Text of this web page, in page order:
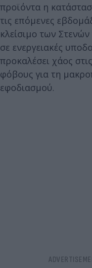
προϊόντα η
τις επόμενες
κλείσιμο των
σε ενεργειακές
προκαλέσει χάος
φόβους για τη
εφοδιασμού.